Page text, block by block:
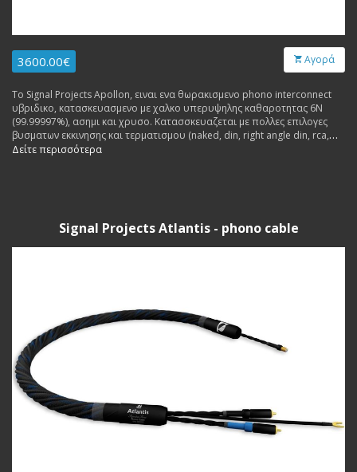
3600.00€ Αγορά
Το Signal Projects Apollon, ειναι ενα θωρακισμενο phono interconnect
υβριδικο, κατασκευασμενο με χαλκο υπερυψηλης καθαροτητας 6N
(99.99997%), ασημι και χρυσο. Κατασσκευαζεται με πολλες επιλογες
βυσματων εκκινησης και τερματισμου (naked, din, right angle din, rca,
xlr).
Δείτε περισσότερα
Signal Projects Atlantis - phono cable